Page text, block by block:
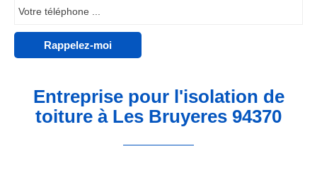
Entreprise pour l'isolation de
toiture à Les Bruyeres 94370